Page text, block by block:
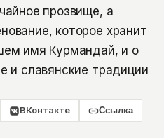
прозвище, а
которое хранит
имя Курмандай, и о
и славянские традиции
ВКонтакте Ссылка